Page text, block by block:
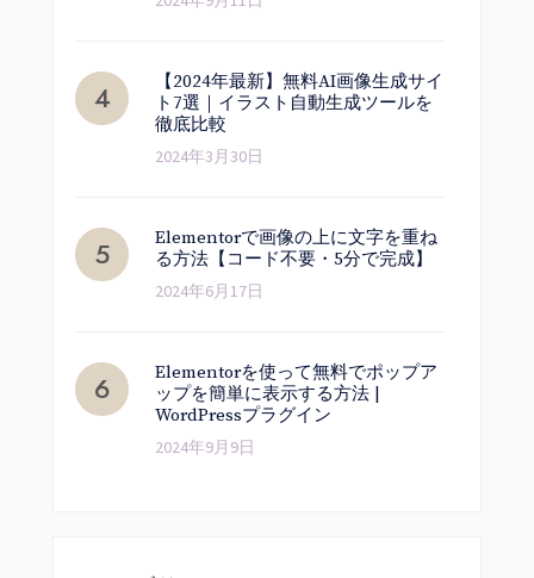
【2024年最新】無料AI画像生成サイ
ト7選｜イラスト自動生成ツールを
徹底比較
2024年3月30日
Elementorで画像の上に文字を重ね
る方法【コード不要・5分で完成】
2024年6月17日
Elementorを使って無料でポップア
ップを簡単に表示する方法 |
WordPressプラグイン
2024年9月9日